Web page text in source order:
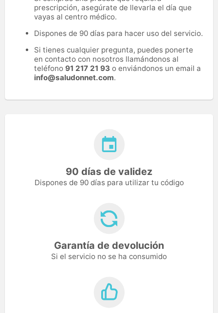
prescripción, asegúrate de llevarla el día que
vayas al centro médico.
Dispones de 90 días para hacer uso del servicio.
Si tienes cualquier pregunta, puedes ponerte
en contacto con nosotros llamándonos al
teléfono 91 217 21 93 o enviándonos un email a
info@saludonnet.com.
90 días de validez
Dispones de 90 días para utilizar tu código
Garantía de devolución
Si el servicio no se ha consumido